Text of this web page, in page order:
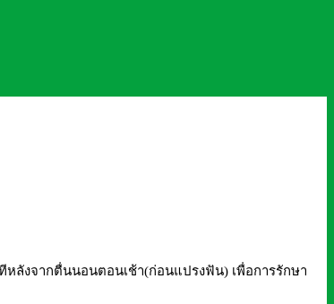
ลังจากตื่นนอนตอนเช้า(ก่อนแปรงฟัน) เพื่อการรักษา